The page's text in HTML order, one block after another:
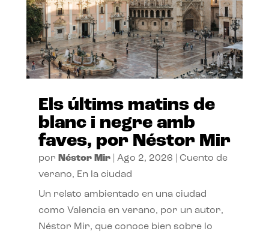
Els últims matins de
blanc i negre amb
faves, por Néstor Mir
por Néstor Mir| Ago 2, 2026
Cuento de
verano, En la ciudad
Un relato ambientado en una ciudad
como Valencia en verano, por un autor,
Néstor Mir, que conoce bien sobre lo